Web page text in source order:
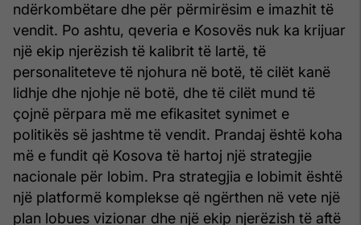
ndërkombëtare dhe për përmirësim e imazhit të
vendit. Po ashtu, qeveria e Kosovës nuk ka krijuar
një ekip njerëzish të kalibrit të lartë, të
personaliteteve të njohura në botë, të cilët kanë
lidhje dhe njohje në botë, dhe të cilët mund të
çojnë përpara më me efikasitet synimet e
politikës së jashtme të vendit. Prandaj është koha
më e fundit që Kosova të hartoj një strategjie
nacionale për lobim. Pra strategjia e lobimit është
një platformë komplekse që ngërthen në vete një
plan lobues vizionar dhe një ekip njerëzish të aftë